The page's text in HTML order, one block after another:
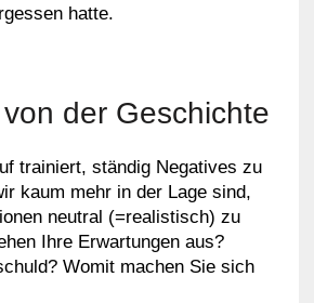
hatte.
der Geschichte
trainiert, ständig Negatives zu
kaum mehr in der Lage sind,
neutral (=realistisch) zu
Ihre Erwartungen aus?
Womit machen Sie sich